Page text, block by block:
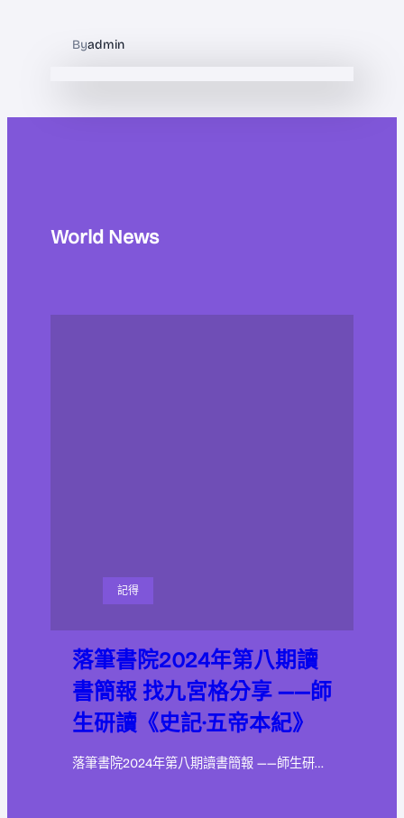
Byadmin
World News
記得
落筆書院2024年第八期讀
書簡報 找九宮格分享 ——師
生研讀《史記·五帝本紀》
落筆書院2024年第八期讀書簡報 ——師生研…